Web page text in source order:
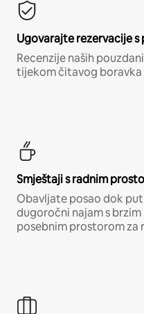
Ugovarajte rezervacije s
Recenzije naših
tijekom čitavog boravka
Smještaji s radnim
Obavljate posao dok
dugoročni najam s
posebnim prostorom za